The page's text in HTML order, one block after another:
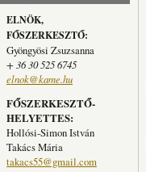
ELNÖK,
FŐSZERKESZTŐ:
Gyöngyösi Zsuzsanna
+ 36 30 525 6745
elnok@kame.hu
FŐSZERKESZTŐ-
HELYETTES:
Hollósi-Simon István
Takács Mária
takacs55@gmail.com